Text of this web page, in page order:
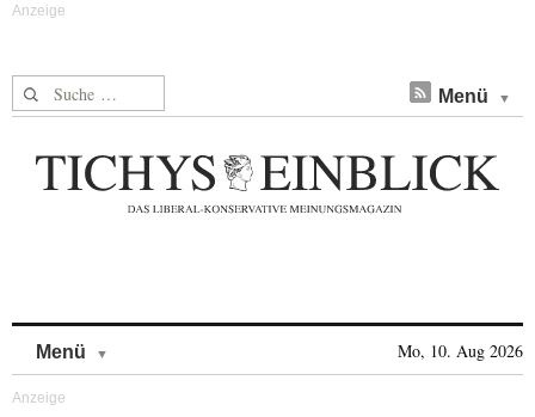
Suche nach: Menü
Menü Mo, 10. Aug 2026